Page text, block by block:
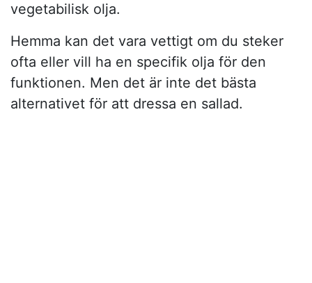
vegetabilisk olja.
Hemma kan det vara vettigt om du steker
ofta eller vill ha en specifik olja för den
funktionen. Men det är inte det bästa
alternativet för att dressa en sallad.